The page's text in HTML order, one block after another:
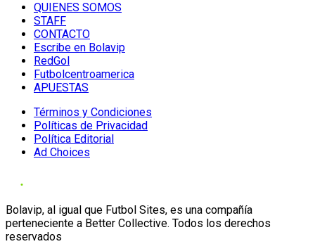
QUIENES SOMOS
STAFF
CONTACTO
Escribe en Bolavip
RedGol
Futbolcentroamerica
APUESTAS
Términos y Condiciones
Políticas de Privacidad
Política Editorial
Ad Choices
Bolavip, al igual que Futbol Sites, es una compañía
perteneciente a Better Collective. Todos los derechos
reservados